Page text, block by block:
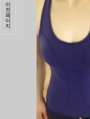
이
전
페
이
지